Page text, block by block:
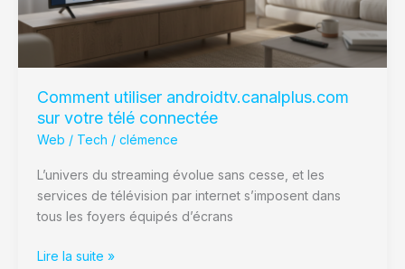
Comment utiliser androidtv.canalplus.com
sur votre télé connectée
Web / Tech / clémence
L’univers du streaming évolue sans cesse, et les
services de télévision par internet s’imposent dans
tous les foyers équipés d’écrans
Lire la suite »